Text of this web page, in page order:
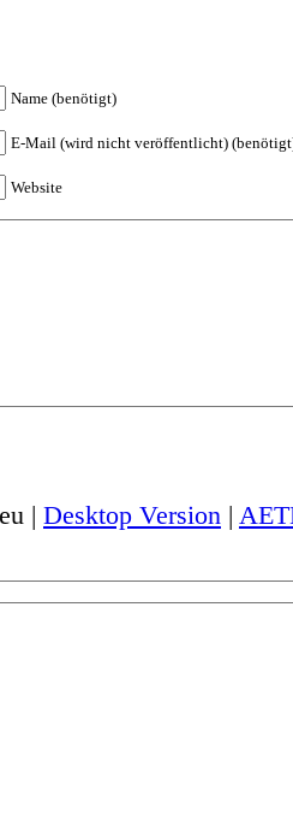
Name (benötigt)
E-Mail (wird nicht veröffentlicht)
Website
| Desktop Version |